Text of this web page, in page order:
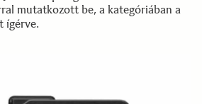
mutatkozott be, a kategóriában a
ígérve.